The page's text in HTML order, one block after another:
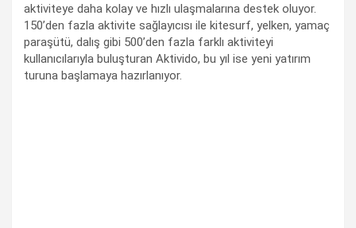
aktiviteye daha kolay ve hızlı ulaşmalarına destek oluyor.
150’den fazla aktivite sağlayıcısı ile kitesurf, yelken, yamaç
paraşütü, dalış gibi 500’den fazla farklı aktiviteyi
kullanıcılarıyla buluşturan Aktivido, bu yıl ise yeni yatırım
turuna başlamaya hazırlanıyor.